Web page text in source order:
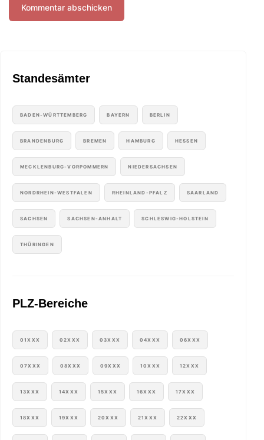
Standesämter
BADEN-WÜRTTEMBERG BAYERN BERLIN
BRANDENBURG BREMEN HAMBURG HESSEN
MECKLENBURG-VORPOMMERN NIEDERSACHSEN
NORDRHEIN-WESTFALEN RHEINLAND-PFALZ SAARLAND
SACHSEN SACHSEN-ANHALT SCHLESWIG-HOLSTEIN
THÜRINGEN
PLZ-Bereiche
01XXX 02XXX 03XXX 04XXX 06XXX
07XXX 08XXX 09XXX 10XXX 12XXX
13XXX 14XXX 15XXX 16XXX 17XXX
18XXX 19XXX 20XXX 21XXX 22XXX